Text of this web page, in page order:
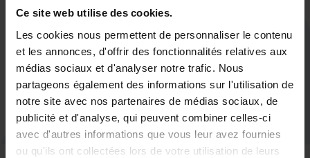
Ce site web utilise des cookies.
Les cookies nous permettent de personnaliser le contenu
et les annonces, d'offrir des fonctionnalités relatives aux
médias sociaux et d'analyser notre trafic. Nous
partageons également des informations sur l'utilisation de
notre site avec nos partenaires de médias sociaux, de
publicité et d'analyse, qui peuvent combiner celles-ci
avec d'autres informations que vous leur avez fournies
ou qu'ils ont collectées lors de votre utilisation de leurs
Subscribe
KEEP IN TOUCH
MARKETS